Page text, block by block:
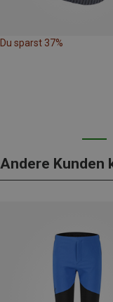
Du sparst 37%
Andere Kunden